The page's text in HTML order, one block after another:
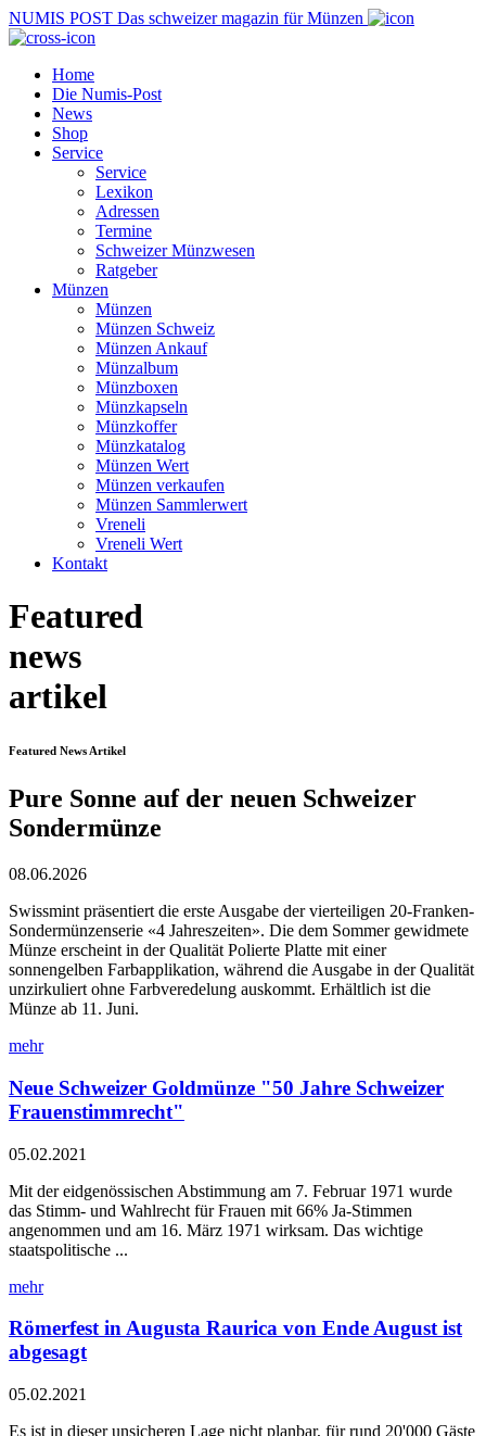
NUMIS POST Das schweizer magazin für Münzen
Home
Die Numis-Post
News
Shop
Service
Service
Lexikon
Adressen
Termine
Schweizer Münzwesen
Ratgeber
Münzen
Münzen
Münzen Schweiz
Münzen Ankauf
Münzalbum
Münzboxen
Münzkapseln
Münzkoffer
Münzkatalog
Münzen Wert
Münzen verkaufen
Münzen Sammlerwert
Vreneli
Vreneli Wert
Kontakt
Featured
news
artikel
Featured News Artikel
Pure Sonne auf der neuen Schweizer
Sondermünze
08.06.2026
Swissmint präsentiert die erste Ausgabe der vierteiligen 20-Franken-
Sondermünzenserie «4 Jahreszeiten». Die dem Sommer gewidmete
Münze erscheint in der Qualität Polierte Platte mit einer
sonnengelben Farbapplikation, während die Ausgabe in der Qualität
unzirkuliert ohne Farbveredelung auskommt. Erhältlich ist die
Münze ab 11. Juni.
mehr
Neue Schweizer Goldmünze "50 Jahre Schweizer
Frauenstimmrecht"
05.02.2021
Mit der eidgenössischen Abstimmung am 7. Februar 1971 wurde
das Stimm- und Wahlrecht für Frauen mit 66% Ja-Stimmen
angenommen und am 16. März 1971 wirksam. Das wichtige
staatspolitische ...
mehr
Römerfest in Augusta Raurica von Ende August ist
abgesagt
05.02.2021
Es ist in dieser unsicheren Lage nicht planbar, für rund 20'000 Gäste